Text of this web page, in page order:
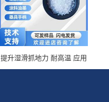
提升湿滑抓地力 耐高温 应用
于特种轮胎 TPR鞋底 涂料油